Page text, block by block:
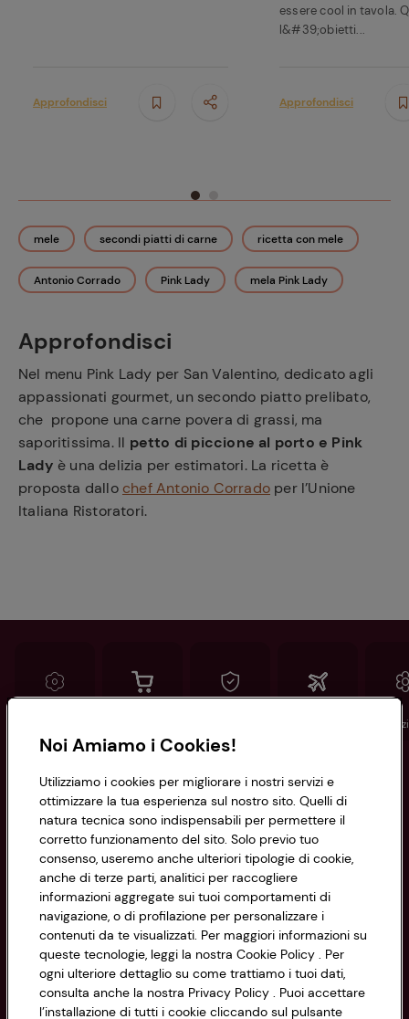
mele secondi piatti di carne ricetta con mele
Antonio Corrado Pink Lady mela Pink Lady
Approfondisci
Nel menu Pink Lady per San Valentino, dedicato agli
appassionati gourmet, un secondo piatto prelibato,
che propone una carne povera di grassi, ma
saporitissima. Il petto di piccione al porto e Pink
Lady è una delizia per estimatori. La ricetta è
proposta dallo chef Antonio Corrado per l’Unione
Italiana Ristoratori.
Approfondisci
essere cool in tavola.
l&#39;obietti...
Approfondisci
Informazioni
Privacy Policy
Cookie Policy
Impostazioni Cookie
Accessibilità
CONAD SOCIETÀ COOPERATIVA
Via Michelino, 59 | 40127 BOLOGNA
Codice Fiscale e Registro Imprese
di Bologna 00865960157
PARTITA IVA 03320960374
Noi Amiamo i Cookies!
Utilizziamo i cookies per migliorare i nostri servizi e
ottimizzare la tua esperienza sul nostro sito. Quelli di
natura tecnica sono indispensabili per permettere il
corretto funzionamento del sito. Solo previo tuo
consenso, useremo anche ulteriori tipologie di cookie,
anche di terze parti, analitici per raccogliere
informazioni aggregate sui tuoi comportamenti di
navigazione, o di profilazione per personalizzare i
contenuti da te visualizzati. Per maggiori informazioni su
queste tecnologie, leggi la nostra Cookie Policy . Per
ogni ulteriore dettaglio su come trattiamo i tuoi dati,
consulta anche la nostra Privacy Policy . Puoi accettare
l’installazione di tutti i cookie cliccando sul pulsante